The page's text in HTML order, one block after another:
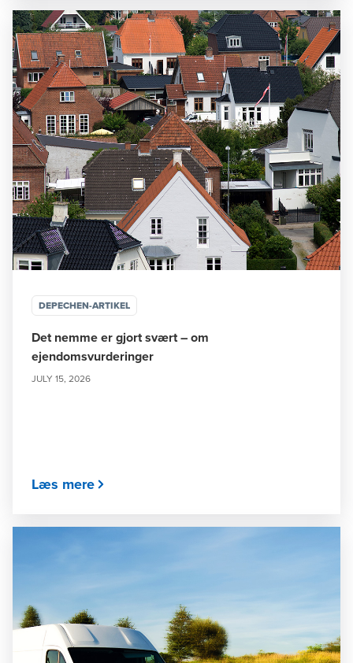
DEPECHEN-ARTIKEL
Det nemme er gjort svært – om
ejendomsvurderinger
JULY 15, 2026
Læs mere